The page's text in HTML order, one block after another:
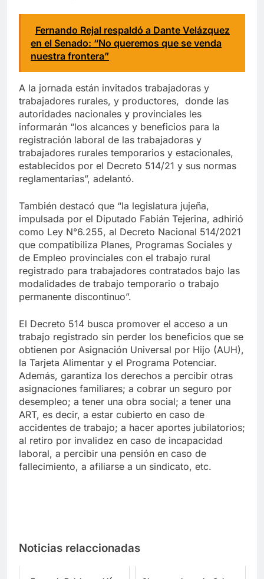
Fernando Rejal respaldó a Dante Velázquez
en el Senado: “No queremos que se venda
nuestra frontera”
A la jornada están invitados trabajadoras y
trabajadores rurales, y productores, donde las
autoridades nacionales y provinciales les
informarán “los alcances y beneficios para la
registración laboral de las trabajadoras y
trabajadores rurales temporarios y estacionales,
establecidos por el Decreto 514/21 y sus normas
reglamentarias”, adelantó.
También destacó que “la legislatura jujeña,
impulsada por el Diputado Fabián Tejerina, adhirió
como Ley N°6.255, al Decreto Nacional 514/2021
que compatibiliza Planes, Programas Sociales y
de Empleo provinciales con el trabajo rural
registrado para trabajadores contratados bajo las
modalidades de trabajo temporario o trabajo
permanente discontinuo”.
El Decreto 514 busca promover el acceso a un
trabajo registrado sin perder los beneficios que se
obtienen por Asignación Universal por Hijo (AUH),
la Tarjeta Alimentar y el Programa Potenciar.
Además, garantiza los derechos a percibir otras
asignaciones familiares; a cobrar un seguro por
desempleo; a tener una obra social; a tener una
ART, es decir, a estar cubierto en caso de
accidentes de trabajo; a hacer aportes jubilatorios;
al retiro por invalidez en caso de incapacidad
laboral, a percibir una pensión en caso de
fallecimiento, a afiliarse a un sindicato, etc.
Noticias relaccionadas